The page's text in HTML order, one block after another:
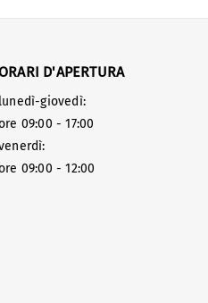
ORARI D'APERTURA
lunedì-giovedì:
09:00 - 17:00
09:00 - 12:00